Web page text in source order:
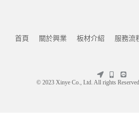
首頁 關於興業 板材介紹 服務流
© 2023 Xinye Co., Ltd. All rights